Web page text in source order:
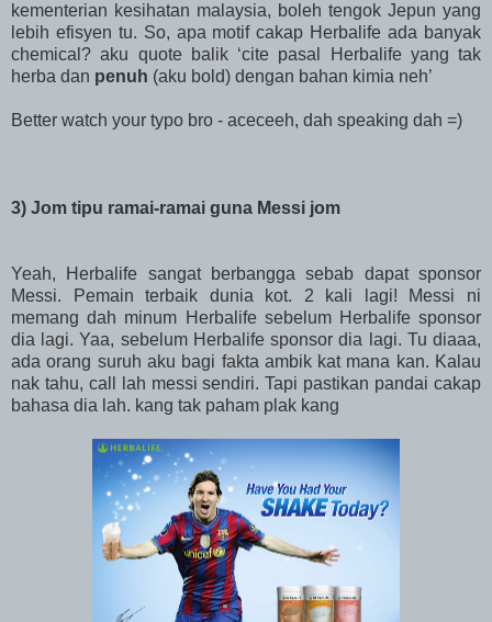
kementerian kesihatan malaysia, boleh tengok Jepun yang
lebih efisyen tu. So, apa motif cakap Herbalife ada banyak
chemical? aku quote balik ‘cite pasal Herbalife yang tak
herba dan penuh (aku bold) dengan bahan kimia neh’
Better watch your typo bro - aceceeh, dah speaking dah =)
3) Jom tipu ramai-ramai guna Messi jom
Yeah, Herbalife sangat berbangga sebab dapat sponsor
Messi. Pemain terbaik dunia kot. 2 kali lagi! Messi ni
memang dah minum Herbalife sebelum Herbalife sponsor
dia lagi. Yaa, sebelum Herbalife sponsor dia lagi. Tu diaaa,
ada orang suruh aku bagi fakta ambik kat mana kan. Kalau
nak tahu, call lah messi sendiri. Tapi pastikan pandai cakap
bahasa dia lah. kang tak paham plak kang